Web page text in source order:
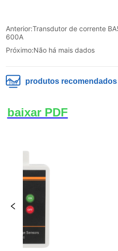
Anterior:Transdutor de corrente
600A
Próximo:Não há mais dados
produtos recomendados